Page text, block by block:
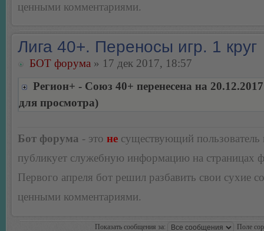
ценными комментариями.
Лига 40+. Переносы игр. 1 круг
БОТ форума » 17 дек 2017, 18:57
Регион+ - Союз 40+ перенесена на
для просмотра)
Бот форума - это не существующий пользователь
публикует служебную информацию на страницах
Первого апреля бот решил разбавить свои сухие
ценными комментариями.
Показать сообщения за: Поле